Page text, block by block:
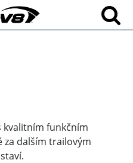
kvalitním funkčním
za dalším trailovým